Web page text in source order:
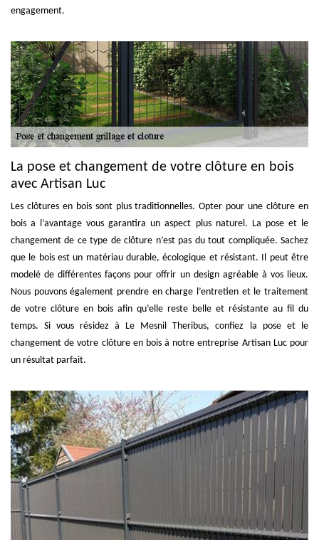
engagement.
La pose et changement de votre clôture en bois
avec Artisan Luc
Les clôtures en bois sont plus traditionnelles. Opter pour une clôture en
bois a l’avantage vous garantira un aspect plus naturel. La pose et le
changement de ce type de clôture n’est pas du tout compliquée. Sachez
que le bois est un matériau durable, écologique et résistant. Il peut être
modelé de différentes façons pour offrir un design agréable à vos lieux.
Nous pouvons également prendre en charge l’entretien et le traitement
de votre clôture en bois afin qu’elle reste belle et résistante au fil du
temps. Si vous résidez à Le Mesnil Theribus, confiez la pose et le
changement de votre clôture en bois à notre entreprise Artisan Luc pour
un résultat parfait.